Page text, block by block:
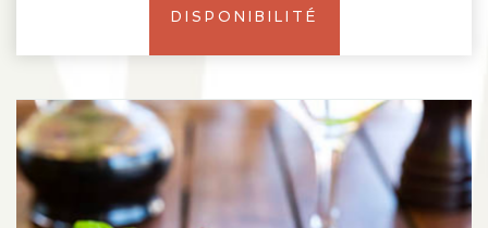
DISPONIBILITÉ